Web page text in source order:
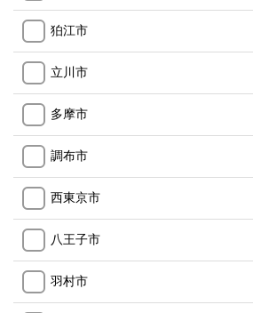
狛江市
立川市
多摩市
調布市
西東京市
八王子市
羽村市